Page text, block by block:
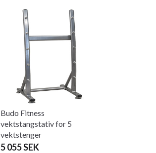
Budo Fitness
vektstangstativ for 5
vektstenger
5 055 SEK